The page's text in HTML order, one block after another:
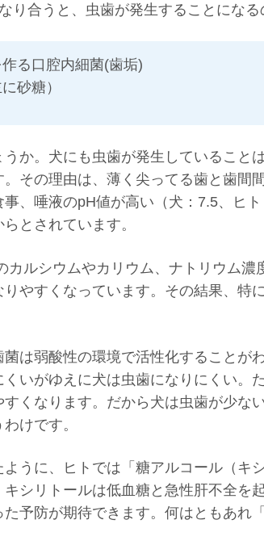
り合うと、虫歯が発生することになる
る口腔内細菌(歯垢)
砂糖）
か。犬にも虫歯が発生していること
その理由は、薄く尖ってる歯と歯間
、唾液のpH値が高い（犬：7.5、ヒ
とされています。
カルシウムやカリウム、ナトリウム濃
やすくなっています。その結果、特
は弱酸性の環境で活性化することが
いがゆえに犬は虫歯になりにくい。
くなります。だから犬は虫歯が少な
けです。
うに、ヒトでは「糖アルコール（キ
シリトールは低血糖と急性肝不全を
予防が期待できます。何はともあれ